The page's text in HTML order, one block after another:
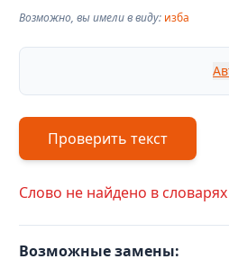
Возможно, вы имели в виду: изба
Проверить текст
Слово не найдено в словарях
Возможные замены: